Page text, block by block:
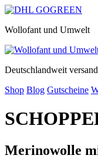
Wollofant und Umwelt
Deutschlandweit
Shop Blog Gutscheine
Merinowolle